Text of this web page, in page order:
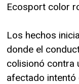
Ecosport color
Los hechos
donde el
colisionó contra
afectado intentó